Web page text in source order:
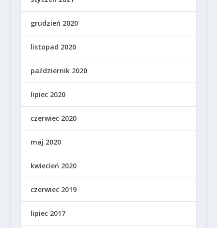
grudzień 2020
listopad 2020
październik 2020
lipiec 2020
czerwiec 2020
maj 2020
kwiecień 2020
czerwiec 2019
lipiec 2017